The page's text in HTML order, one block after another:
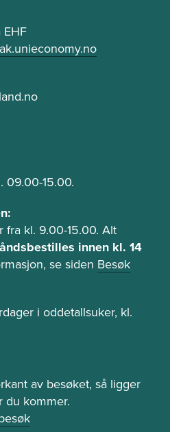
EHF
09.00-15.00.
fra kl. 9.00-15.00. Alt
innen kl. 14
se siden Besøk
i oddetallsuker, kl.
av besøket, så ligger
du kommer.